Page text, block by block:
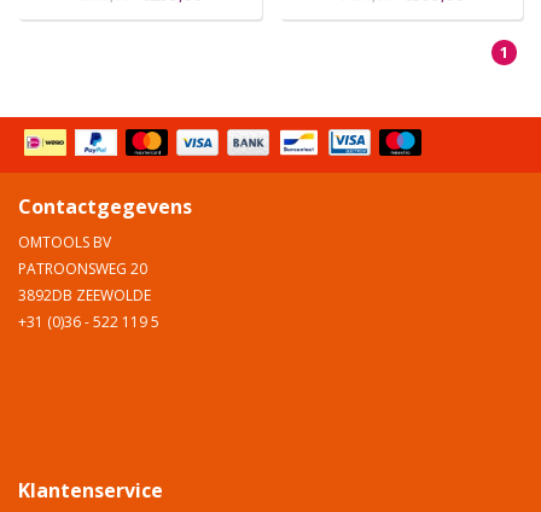
1
Contactgegevens
OMTOOLS BV
PATROONSWEG 20
3892DB ZEEWOLDE
+31 (0)36 - 522 119 5
Klantenservice